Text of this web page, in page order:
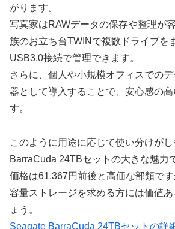
がります。
写真家はRAWデータの保存や整理が
族のお立ち台TWINで複数ドライブを
USB3.0接続で管理できます。
さらに、個人や小規模オフィスでの
器として導入することで、安心感の高
す。
このように用途に応じて使い分けが
BarraCuda 24TBセットの大きな魅力
価格は61,367円前後と高価な部類で
容量ストレージを求める方には価値
ょう。
Seagate BarraCuda 24TBセットの詳